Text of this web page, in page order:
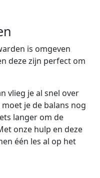
is omgeven
deze zijn perfect om
vlieg je al snel over
je de balans nog
langer om de
onze hulp en deze
één les al op het